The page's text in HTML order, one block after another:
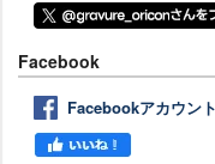
Facebook
Facebookアカウント